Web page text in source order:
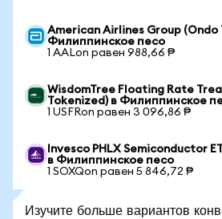
American Airlines Group (Ondo
Филиппинское песо
1 AALon равен 988,66 ₱
WisdomTree Floating Rate
Tokenized) в Филиппинское
1 USFRon равен 3 096,86 ₱
Invesco PHLX Semiconductor
в Филиппинское песо
1 SOXQon равен 5 846,72 ₱
Изучите больше вариантов